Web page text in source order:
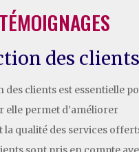
des clients
des clients est essentielle
elle permet d’améliorer
qualité des services